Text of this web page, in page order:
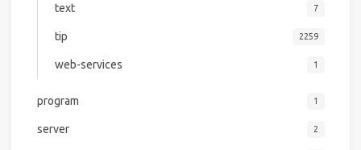
text 7
tip 2259
web-services 1
program 1
server 2